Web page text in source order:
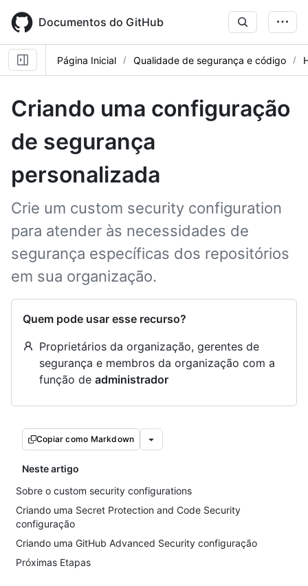
main
content
Documentos do GitHub
Página Inicial Qualidade de segurança e código
Criando uma configuração
de segurança
personalizada
Crie um custom security configuration
para atender às necessidades de
segurança específicas dos repositórios
em sua organização.
Quem pode usar esse recurso?
Proprietários da organização, gerentes de
segurança e membros da organização com a
função de administrador
Copiar como Markdown
Neste artigo
Sobre o custom security configurations
Criando uma Secret Protection and Code Security
configuração
Criando uma GitHub Advanced Security configuração
Próximas Etapas